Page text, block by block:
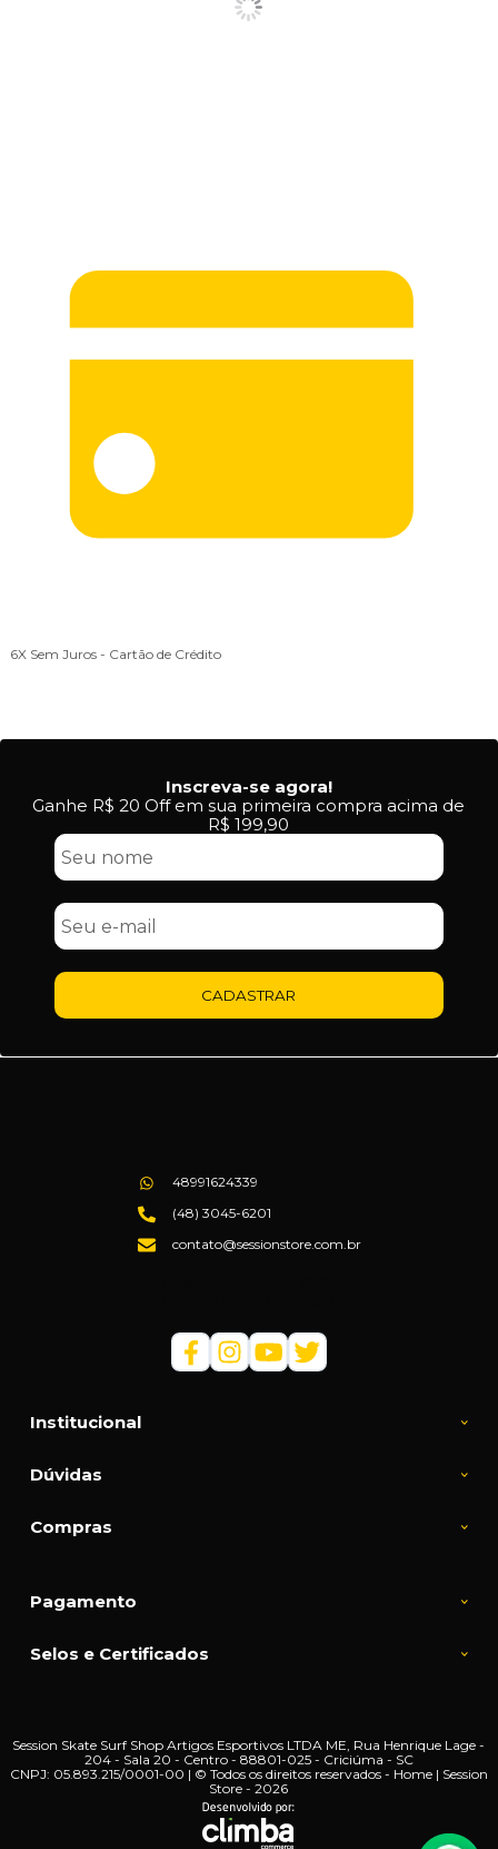
6X Sem Juros - Cartão de Crédito
Inscreva-se agora!
Ganhe R$ 20 Off em sua primeira compra acima de
R$ 199,90
CADASTRAR
Institucional
Dúvidas
Compras
48991624339
(48) 3045-6201
contato@sessionstore.com.br
Pagamento
Selos e Certificados
Session Skate Surf Shop Artigos Esportivos LTDA ME, Rua Henrique Lage -
204 - Sala 20 - Centro - 88801-025 - Criciúma - SC
CNPJ: 05.893.215/0001-00 | © Todos os direitos reservados - Home | Session
Store - 2026